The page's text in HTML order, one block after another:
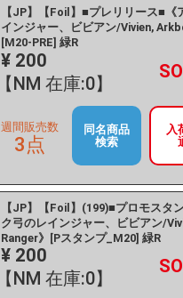
【JP】【Foil】■プレリリース■《
インジャー、ビビアン/Vivien,
[M20-PRE] 緑R
¥ 200
【NM 在庫:0】
入
週間販売数
3点
同名商品
検索
【JP】【Foil】(199)■プロモスタ
ク弓のレインジャー、ビビアン/
Ranger》[Pスタンプ_M20] 緑R
¥ 200
【NM 在庫:0】
－